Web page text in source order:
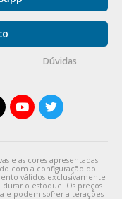
Dúvidas
e as cores apresentadas
com a configuração do
válidos exclusivamente
o estoque. Os preços
e podem sofrer alterações